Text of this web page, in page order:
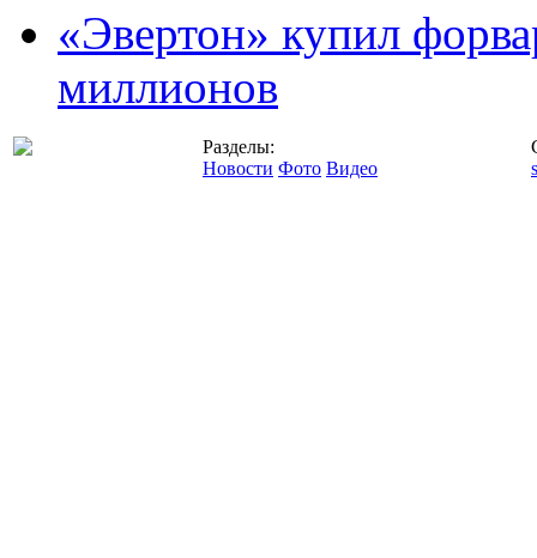
«Эвертон» купил
миллионов
Разделы:
Новости Фото Видео